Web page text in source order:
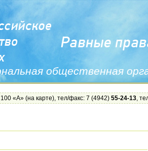
общественная
100 «А» (на карте), тел/факс: 7 (4942) 55-24-13,